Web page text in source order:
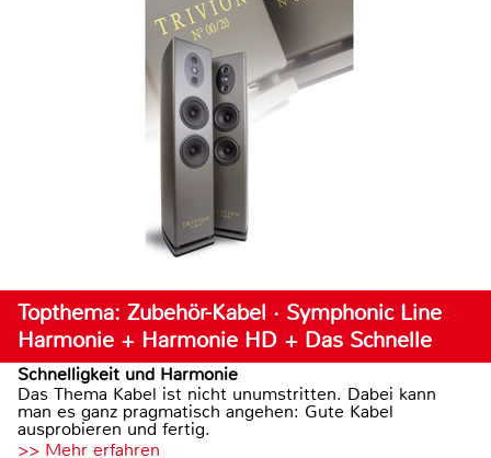
Topthema: Zubehör-Kabel · Symphonic Line
Harmonie + Harmonie HD + Das Schnelle
Schnelligkeit und Harmonie
Das Thema Kabel ist nicht unumstritten. Dabei kann
man es ganz pragmatisch angehen: Gute Kabel
ausprobieren und fertig.
>> Mehr erfahren